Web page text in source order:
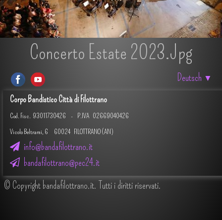
Concerto Estate 2023.jpg
Deutsch ▼
Corpo Bandistico Città di Filottrano
Cod. Fisc. 93011730426 - P.IVA 02669040426
Vicolo Beltrami, 6 60024 FILOTTRANO (AN)
info@bandafilottrano.it
bandafilottrano@pec24.it
© Copyright bandafilottrano.it. Tutti i diritti riservati.